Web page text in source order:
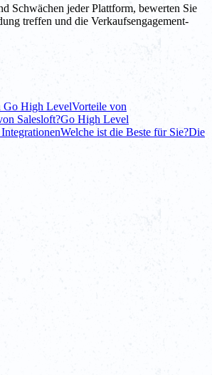
Schwächen jeder Plattform, bewerten Sie
treffen und die Verkaufsengagement-
Go High LevelVorteile von
Salesloft?Go High Level
Welche ist die Beste für Sie?Die